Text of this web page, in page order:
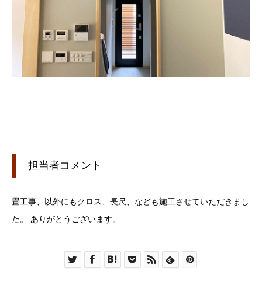
担当者コメント
畳工事、以外にもクロス、長尺、なども施工させていただきまし
た。 ありがとうございます。